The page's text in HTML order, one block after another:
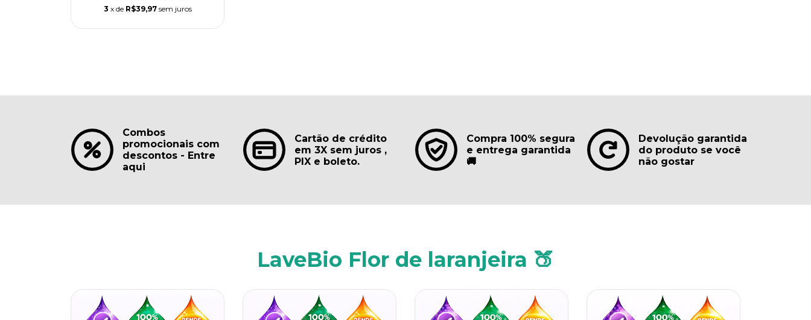
3 x de R$39,97 sem juros
Combos
promocionais com
descontos - Entre
aqui
Cartão de crédito
em 3X sem juros ,
PIX e boleto.
Compra 100% segura
e entrega garantida
🚚
Devolução garantida
do produto se você
não gostar
LaveBio Flor de laranjeira 🍑